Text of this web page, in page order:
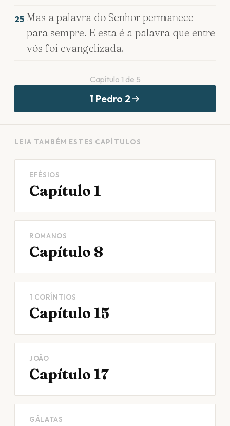
25 Mas a palavra do Senhor permanece
para sempre. E esta é a palavra que entre
vós foi evangelizada.
Capítulo 1 de 5
1 Pedro 2
LEIA TAMBÉM ESTES CAPÍTULOS
EFÉSIOS
Capítulo 1
ROMANOS
Capítulo 8
1 CORÍNTIOS
Capítulo 15
JOÃO
Capítulo 17
GÁLATAS